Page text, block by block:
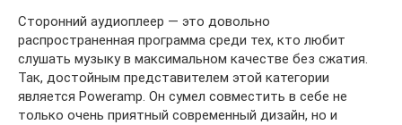
Сторонний аудиоплеер — это довольно
распространенная программа среди тех, кто любит
слушать музыку в максимальном качестве без сжатия.
Так, достойным представителем этой категории
является Poweramp. Он сумел совместить в себе не
только очень приятный современный дизайн, но и